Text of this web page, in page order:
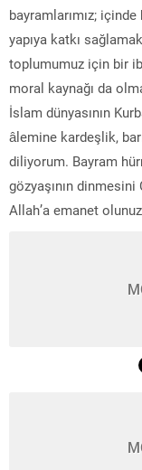
bayramlarımız;
yapıya katkı
toplumumuz için bir
moral kaynağı da
İslam dünyasının
âlemine kardeşlik,
diliyorum. Bayram
gözyaşının dinmesini
Allah’a emanet